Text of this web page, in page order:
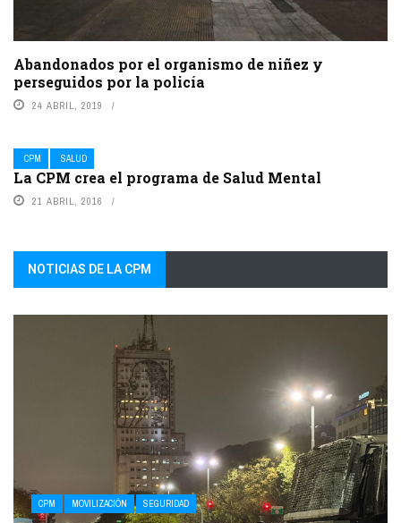
Abandonados por el organismo de niñez y
perseguidos por la policía
24 ABRIL, 2019
CPM SALUD
La CPM crea el programa de Salud Mental
21 ABRIL, 2016
NOTICIAS DE LA CPM
CPM MOVILIZACIÓN SEGURIDAD